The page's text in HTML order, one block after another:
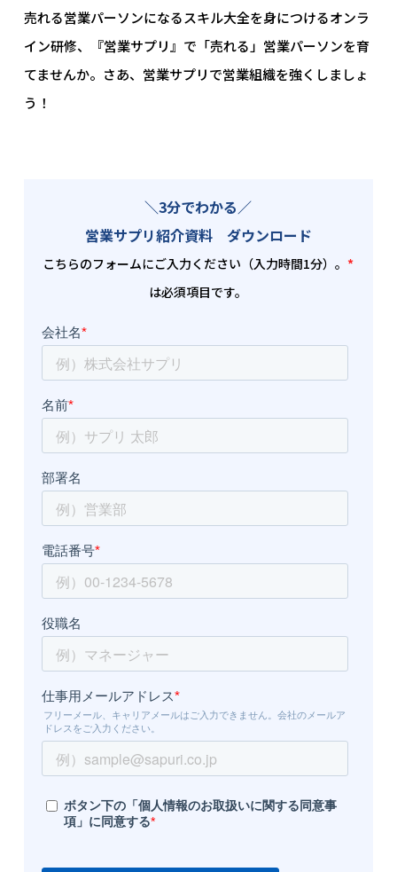
売れる営業パーソンになるスキル大全を身につけるオンラ
イン研修、『営業サプリ』で「売れる」営業パーソンを育
てませんか。さあ、営業サプリで営業組織を強くしましょ
う！
＼3分でわかる／
営業サプリ紹介資料 ダウンロード
こちらのフォームにご入力ください（入力時間1分）。*
は必須項目です。